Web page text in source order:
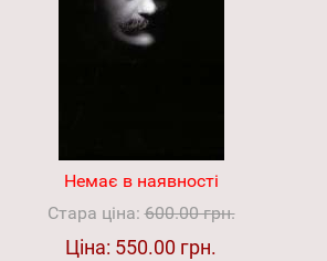
Немає в наявності
Стара ціна:600.00 грн.
Ціна: 550.00 грн.